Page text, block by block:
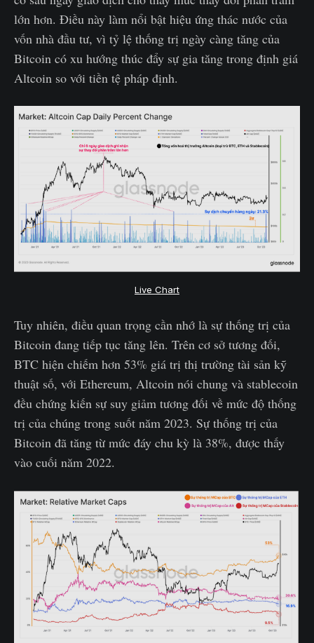
lớn hơn. Điều này làm nổi bật hiệu ứng thác nước của
vốn nhà đầu tư, vì tỷ lệ thống trị ngày càng tăng của
Bitcoin có xu hướng thúc đẩy sự gia tăng trong định giá
Altcoin so với tiền tệ pháp định.
Live Chart
Tuy nhiên, điều quan trọng cần nhớ là sự thống trị của
Bitcoin đang tiếp tục tăng lên. Trên cơ sở tương đối,
BTC hiện chiếm hơn 53% giá trị thị trường tài sản kỹ
thuật số, với Ethereum, Altcoin nói chung và stablecoin
đều chứng kiến sự suy giảm tương đối về mức độ thống
trị của chúng trong suốt năm 2023. Sự thống trị của
Bitcoin đã tăng từ mức đáy chu kỳ là 38%, được thấy
vào cuối năm 2022.